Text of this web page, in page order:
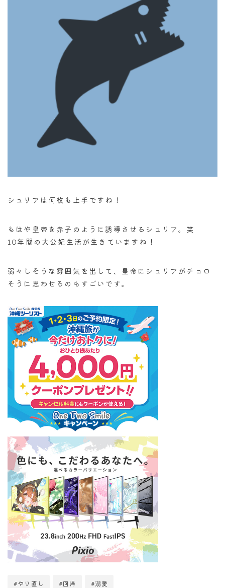
シュリアは何枚も上手ですね！
もはや皇帝を赤子のように誘導させるシュリア。笑
10年間の大公妃生活が生きていますね！
弱々しそうな雰囲気を出して、皇帝にシュリアがチョロ
そうに思わせるのもすごいです。
#やり直し #回帰 #溺愛